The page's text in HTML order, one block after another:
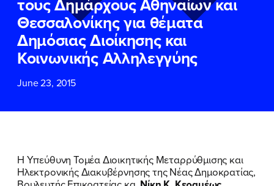
Θεσσαλονίκης για θέματα
Δημόσιας Διοίκησης και
Κοινωνικής Αλληλεγγύης
June 23, 2015
Η Υπεύθυνη Τομέα Διοικητικής Μεταρρύθμισης και
Ηλεκτρονικής Διακυβέρνησης της Νέας Δημοκρατίας,
ΕΠΙΘΕΤΟ*
ΤΗΛΕΦΩΝΟ*
EMAIL
Δεδομένων
και τους τους
Όρους
Χρήσηςτου δικτυακού τόπου του
Πολιτικού Γραφείου της Βουλευτού
ΕΠΙΘΕΤΟ*
ΤΗΛΕΦΩΝΟ
EMAIL
Δεδομένων
και τους τους
Όρους
Χρήσηςτου δικτυακού τόπου του
Πολιτικού Γραφείου της Βουλευτού